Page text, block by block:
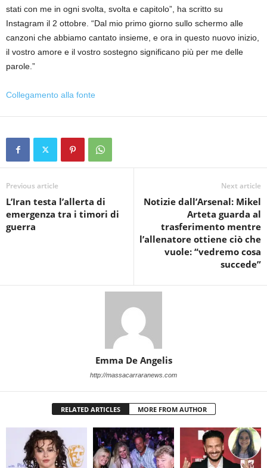
stati con me in ogni svolta, svolta e capitolo”, ha scritto su
Instagram il 2 ottobre. “Dal mio primo giorno sullo schermo alle
canzoni che abbiamo cantato insieme, e ora in questo nuovo inizio,
il vostro amore e il vostro sostegno significano più per me delle
parole.”
Collegamento alla fonte
Previous article
L’Iran testa l’allerta di
emergenza tra i timori di
guerra
Next article
Notizie dall’Arsenal: Mikel
Arteta guarda al
trasferimento mentre
l’allenatore ottiene ciò che
vuole: “vedremo cosa
succede”
Emma De Angelis
http://massacarraranews.com
RELATED ARTICLES MORE FROM AUTHOR